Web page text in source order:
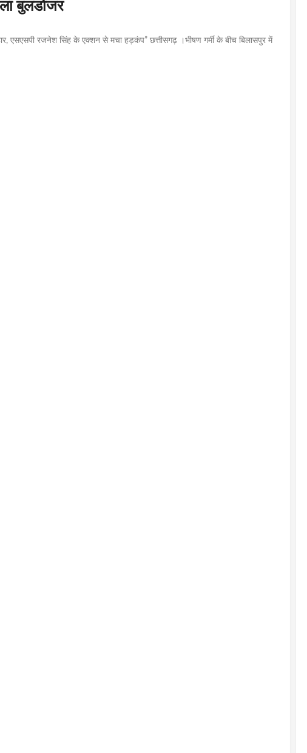
बुलडोजर
एसएसपी रजनेश सिंह के एक्शन से मचा हड़कंप” छत्तीसगढ़ ।भीषण गर्मी के बीच बिलासपुर में